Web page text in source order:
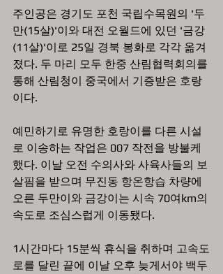
주인공은 경기도 포천 국립수목원의 '두
만(15살)'이와 대전 오월드에 있던 '금강
(11살)'이로 25일 경북 봉화로 각각 옮겨
졌다. 두 마리 모두 한중 산림협력회의를
통해 산림청이 중국에서 기증받은 호랑
이다.
예민하기로 유명한 호랑이를 다른 시설
로 이송하는 작업은 007 작전을 방불케
했다. 이날 오전 수의사와 사육사들의 보
살핌을 받으며 무진동 항온항습 차량에
오른 두만이와 금강이는 시속 70여km의
속도로 조심스럽게 이동됐다.
1시간마다 15분씩 휴식을 취하며 고속도
로를 달린 끝에 이날 오후 늦게서야 백두